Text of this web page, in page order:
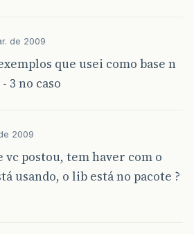
de 2009
que usei como base n
3 no caso
2009
vc postou, tem haver com o
usando, o lib está no pacote ?